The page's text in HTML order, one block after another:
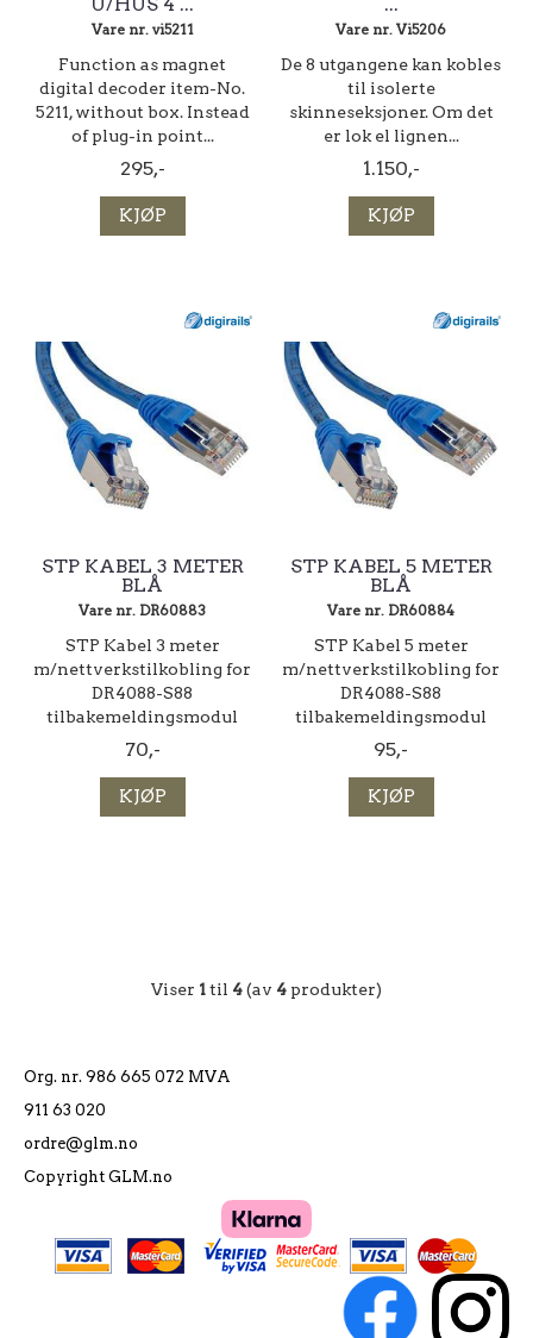
Vare nr. vi5211
Function as magnet
digital decoder item-No.
5211, without box. Instead
of plug-in point...
295,-
KJØP
Vare nr. Vi5206
De 8 utgangene kan kobles
til isolerte
skinneseksjoner. Om det
er lok el lignen...
1.150,-
KJØP
STP KABEL 3 METER
BLÅ
Vare nr. DR60883
STP Kabel 3 meter
m/nettverkstilkobling for
DR4088-S88
tilbakemeldingsmodul
70,-
KJØP
STP KABEL 5 METER
BLÅ
Vare nr. DR60884
STP Kabel 5 meter
m/nettverkstilkobling for
DR4088-S88
tilbakemeldingsmodul
95,-
KJØP
Viser 1til 4(av 4 produkter)
Org. nr. 986 665 072 MVA
911 63 020
ordre@glm.no
Copyright GLM.no